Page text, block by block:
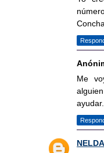
Me
NELDA